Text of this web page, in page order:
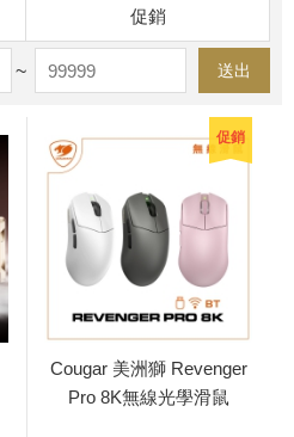
促銷
~ 送出
促銷
Cougar 美洲獅 Revenger
Pro 8K無線光學滑鼠